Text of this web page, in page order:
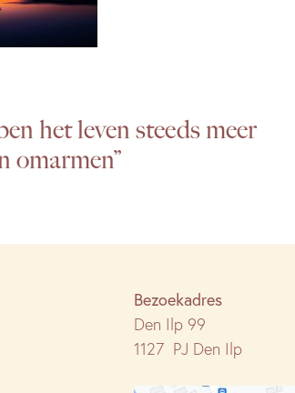
het leven steeds meer
omarmen”
Bezoekadres
Den Ilp 99
1127 PJ Den Ilp